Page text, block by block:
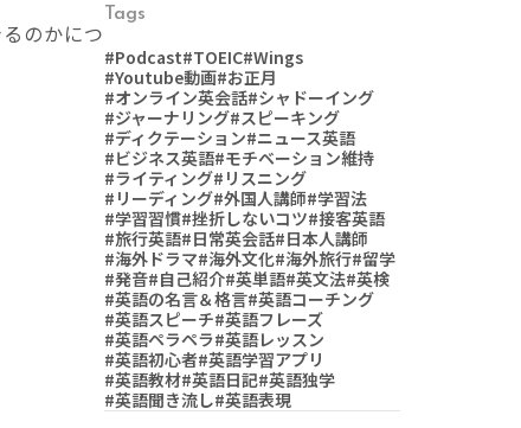
のかにつ
Tags
#Podcast#TOEIC#Wings
#Youtube動画#お正月
#オンライン英会話#シャドーイング
#ジャーナリング#スピーキング
#ディクテーション#ニュース英語
#ビジネス英語#モチベーション維持
#ライティング#リスニング
#リーディング#外国人講師#学習法
#学習習慣#挫折しないコツ#接客英語
#旅行英語#日常英会話#日本人講師
#海外ドラマ#海外文化#海外旅行#留学
#発音#自己紹介#英単語#英文法#英検
#英語の名言＆格言#英語コーチング
#英語スピーチ#英語フレーズ
#英語ペラペラ#英語レッスン
#英語初心者#英語学習アプリ
#英語教材#英語日記#英語独学
#英語聞き流し#英語表現